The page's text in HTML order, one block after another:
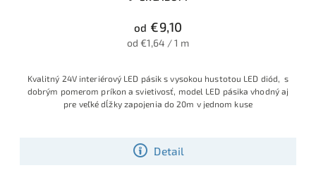
od €9,10
od €1,64 / 1 m
Detail
Kvalitný 24V interiérový LED pásik s vysokou hustotou LED diód, s
dobrým pomerom príkon a svietivosť, model LED pásika vhodný aj
pre veľké dĺžky zapojenia do 20m v jednom kuse